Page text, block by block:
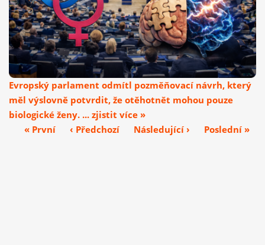
Evropský parlament odmítl pozměňovací návrh, který
měl výslovně potvrdit, že otěhotnět mohou pouze
biologické ženy. ... zjistit více »
« První
‹ Předchozí Následující › Poslední »